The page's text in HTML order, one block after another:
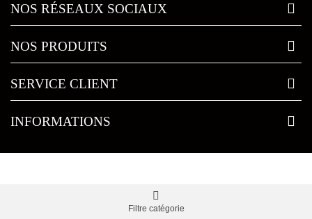
NOS RÉSEAUX SOCIAUX
NOS PRODUITS
SERVICE CLIENT
INFORMATIONS
Filtre catégorie